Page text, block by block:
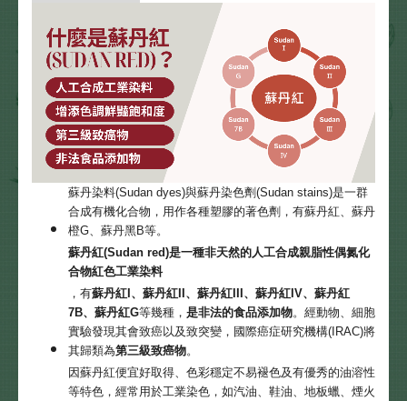
蘇丹染料(Sudan dyes)與蘇丹染色劑(Sudan stains)是一群
合成有機化合物，用作各種塑膠的著色劑，有蘇丹紅、蘇丹
橙G、蘇丹黑B等。
蘇丹紅(Sudan red)是一種非天然的人工合成親脂性偶氮化
合物紅色工業染料
，有蘇丹紅I、蘇丹紅II、蘇丹紅III、蘇丹紅IV、蘇丹紅
7B、蘇丹紅G等幾種， 是非法的食品添加物。經動物、細胞
實驗發現其會致癌以及致突變，國際癌症研究機構(IRAC)將
其歸類為第三級致癌物。
因蘇丹紅便宜好取得、色彩穩定不易褪色及有優秀的油溶性
等特色，經常用於工業染色，如汽油、鞋油、地板蠟、煙火